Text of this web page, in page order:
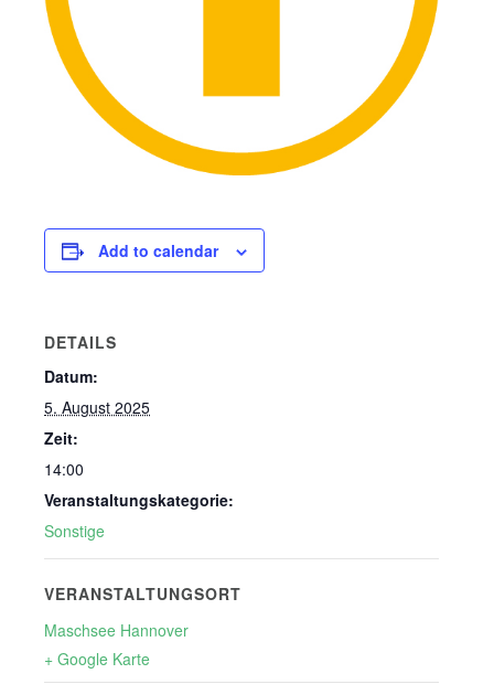
Add to calendar
DETAILS
Datum:
5. August 2025
Zeit:
14:00
Veranstaltungskategorie:
Sonstige
VERANSTALTUNGSORT
Maschsee Hannover
+ Google Karte